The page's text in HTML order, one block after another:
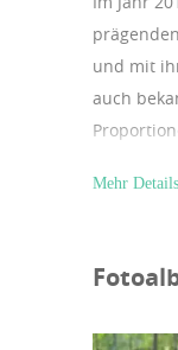
und mit
auch
Rüden,
die
Mehr Details